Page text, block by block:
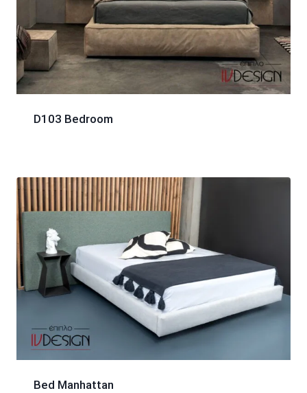
D103 Bedroom
Bed Manhattan